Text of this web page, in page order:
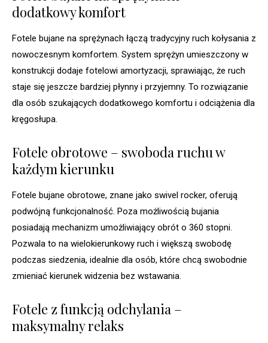
dodatkowy komfort
Fotele bujane na sprężynach łączą tradycyjny ruch kołysania z
nowoczesnym komfortem. System sprężyn umieszczony w
konstrukcji dodaje fotelowi amortyzacji, sprawiając, że ruch
staje się jeszcze bardziej płynny i przyjemny. To rozwiązanie
dla osób szukających dodatkowego komfortu i odciążenia dla
kręgosłupa.
Fotele obrotowe – swoboda ruchu w
każdym kierunku
Fotele bujane obrotowe, znane jako swivel rocker, oferują
podwójną funkcjonalność. Poza możliwością bujania
posiadają mechanizm umożliwiający obrót o 360 stopni.
Pozwala to na wielokierunkowy ruch i większą swobodę
podczas siedzenia, idealnie dla osób, które chcą swobodnie
zmieniać kierunek widzenia bez wstawania.
Fotele z funkcją odchylania –
maksymalny relaks